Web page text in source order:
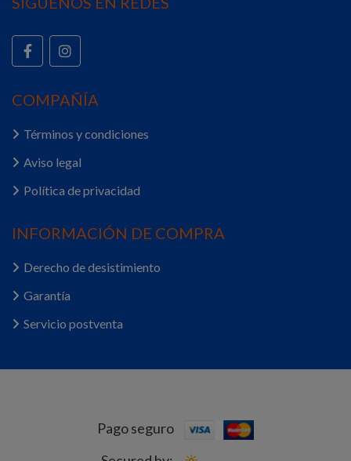
COMPAÑÍA
Términos y condiciones
Aviso legal
Política de privacidad
INFORMACIÓN DE COMPRA
Derecho de desistimiento
Garantía
Servicio postventa
Pago seguro